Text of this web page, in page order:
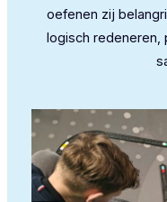
oefenen zij
logisch redeneren,